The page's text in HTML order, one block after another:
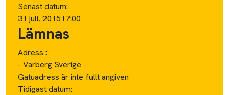
Senast datum:
31 juli, 201517:00
Lämnas
Adress :
- Varberg Sverige
Gatuadress är inte fullt angiven
Tidigast datum: